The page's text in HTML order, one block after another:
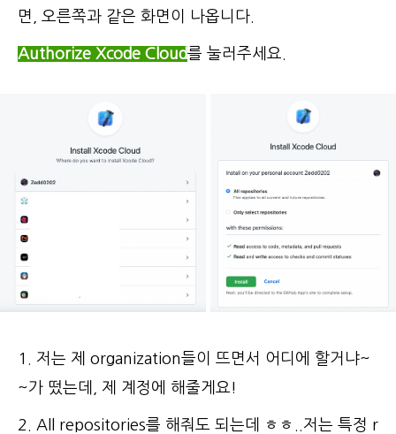
면, 오른쪽과 같은 화면이 나옵니다.
Authorize Xcode Cloud를 눌러주세요.
1. 저는 제 organization들이 뜨면서 어디에 할거냐~
~가 떴는데, 제 계정에 해줄게요!
2. All repositories를 해줘도 되는데 ㅎㅎ..저는 특정 r